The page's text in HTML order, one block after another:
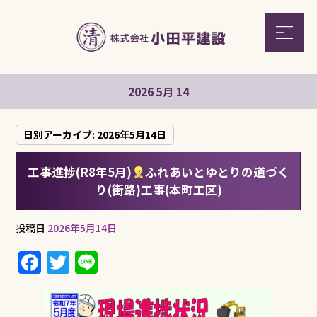
2026 5月 14
日別アーカイブ: 2026年5月14日
工事進捗(R8年5月)
ふれあいとゆとりの道づく
り(街路)工事(本町工区)
投稿日 2026年5月14日
F
a
c
T
w
it e